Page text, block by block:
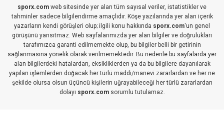
sporx.com web sitesinde yer alan tüm sayısal veriler, istatistikler ve
tahminler sadece bilgilendirme amaçlıdır. Köşe yazılarında yer alan içerik
yazarların kendi görüşleri olup; ilgili konu hakkında sporx.com'un genel
görüşünü yansıtmaz. Web sayfalarımızda yer alan bilgiler ve doğrulukları
tarafımızca garanti edilmemekte olup, bu bilgiler belli bir getirinin
sağlanmasına yönelik olarak verilmemektedir. Bu nedenle bu sayfalarda yer
alan bilgilerdeki hatalardan, eksikliklerden ya da bu bilgilere dayanılarak
yapılan işlemlerden doğacak her türlü maddi/manevi zararlardan ve her ne
şekilde olursa olsun üçüncü kişilerin uğrayabileceği her türlü zararlardan
dolayı sporx.comsorumlu tutulamaz.